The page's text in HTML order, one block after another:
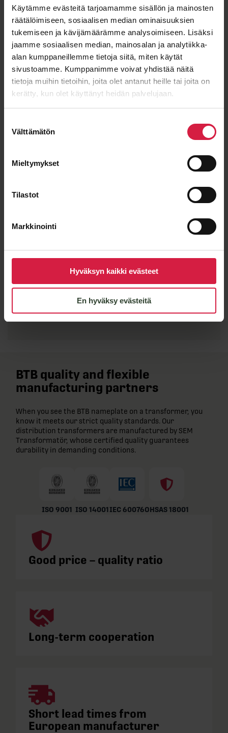
Käytämme evästeitä tarjoamamme sisällön ja mainosten
räätälöimiseen, sosiaalisen median ominaisuuksien
tukemiseen ja kävijämäärämme analysoimiseen. Lisäksi
jaamme sosiaalisen median, mainosalan ja analytiikka-
alan kumppaneillemme tietoja siitä, miten käytät
sivustoamme. Kumppanimme voivat yhdistää näitä
tietoja muihin tietoihin, joita olet antanut heille tai joita on
kerätty, kun olet käyttänyt heidän palvelujaan.
valinta
Välttämätön
Mieltymykset
Tilastot
Markkinointi
Hyväksyn kaikki evästeet
En hyväksy evästeitä
Last name
Email
Lähetä viesti
BTB quality and flexible
manufacturing partners
When you see the BTB nameplate on a transformer, you
know it meets our strict quality standards. Our
distribution transformers are manufactured by SEM
Transformatör, whose certified quality guarantees
durability in demanding conditions.
ISO 9001 ISO 14001IEC 60076OHSAS 18001
Good price – quality ratio
Long-term cooperation
Short lead times from
European manufacturer